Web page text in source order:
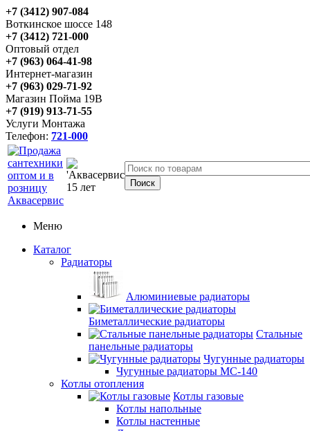
+7 (3412) 907-084
Воткинское шоссе 148
+7 (3412) 721-000
Оптовый отдел
+7 (963) 064-41-98
Интернет-магазин
+7 (963) 029-71-92
Магазин Пойма 19В
+7 (919) 913-71-55
Услуги Монтажа
Телефон: 721-000
Меню
Каталог
Радиаторы
Алюминиевые радиаторы
Биметаллические радиаторы
Стальные
панельные радиаторы
Чугунные радиаторы
Чугунные радиаторы МС-140
Котлы отопления
Котлы газовые
Котлы напольные
Котлы настенные